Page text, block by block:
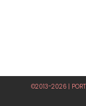
©2013-2026 |